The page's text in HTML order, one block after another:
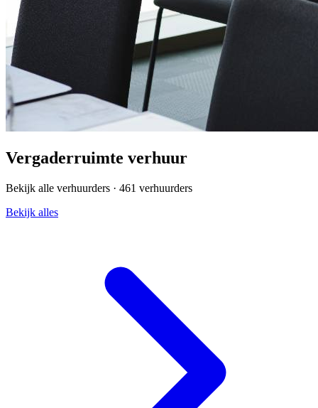
Vergaderruimte verhuur
Bekijk alle verhuurders · 461 verhuurders
Bekijk alles